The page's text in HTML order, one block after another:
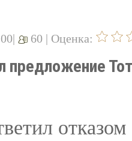
60 | Оценка:
предложение